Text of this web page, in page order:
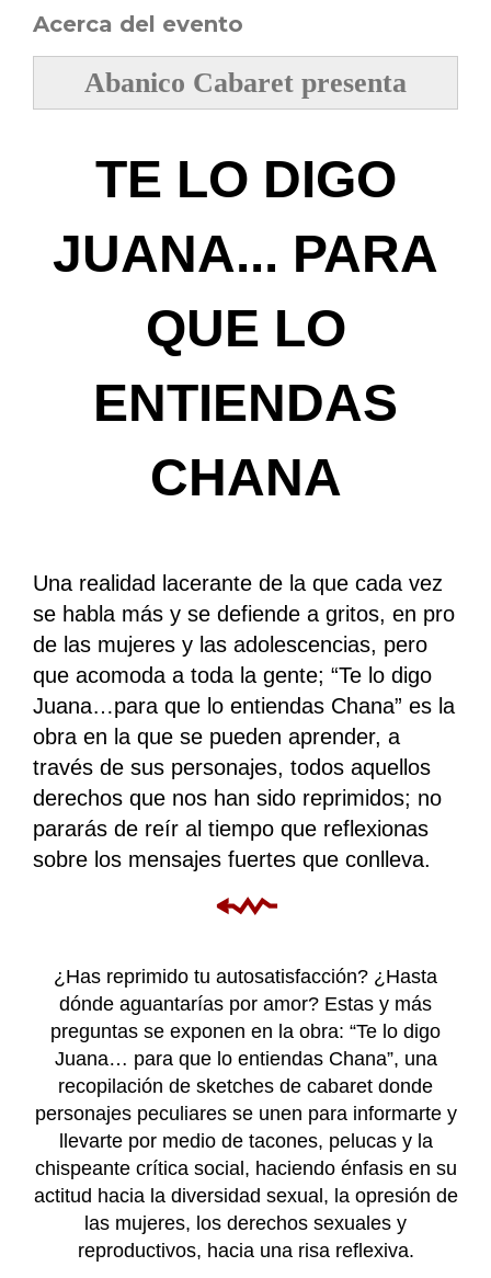
Acerca del evento
Abanico Cabaret presenta
TE LO DIGO
JUANA... PARA
QUE LO
ENTIENDAS
CHANA
Una realidad lacerante de la que cada vez
se habla más y se defiende a gritos, en pro
de las mujeres y las adolescencias, pero
que acomoda a toda la gente; “Te lo digo
Juana…para que lo entiendas Chana” es la
obra en la que se pueden aprender, a
través de sus personajes, todos aquellos
derechos que nos han sido reprimidos; no
pararás de reír al tiempo que reflexionas
sobre los mensajes fuertes que conlleva.
⬳
¿Has reprimido tu autosatisfacción? ¿Hasta
dónde aguantarías por amor? Estas y más
preguntas se exponen en la obra: “Te lo digo
Juana… para que lo entiendas Chana”, una
recopilación de sketches de cabaret donde
personajes peculiares se unen para informarte y
llevarte por medio de tacones, pelucas y la
chispeante crítica social, haciendo énfasis en su
actitud hacia la diversidad sexual, la opresión de
las mujeres, los derechos sexuales y
reproductivos, hacia una risa reflexiva.